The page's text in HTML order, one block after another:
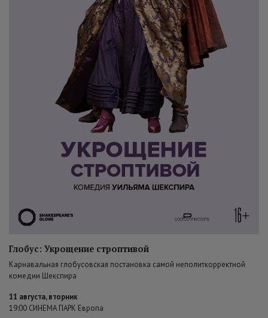
Глобус: Укрощение строптивой
Карнавальная глобусовская постановка самой неполиткорректной
комедии Шекспира
11 августа, вторник
19:00 СИНЕМА ПАРК Европа